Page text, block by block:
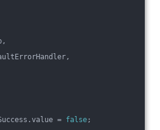
= false ;